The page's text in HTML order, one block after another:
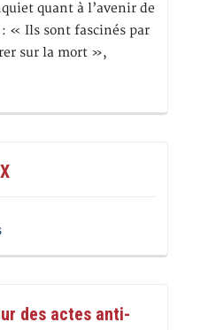
quant à l’avenir de
« Ils sont fascinés par
sur la mort »,
des actes anti-